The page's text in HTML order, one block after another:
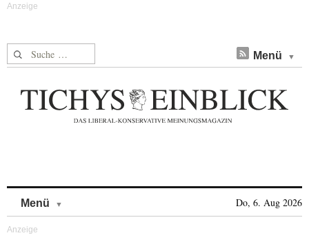
Suche nach: Menü
Menü Do, 6. Aug 2026